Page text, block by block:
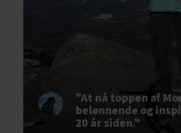
"At nå toppen af
belønnende og
20 år siden."